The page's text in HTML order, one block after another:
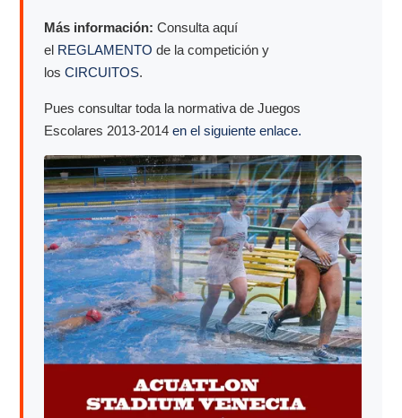
Más información: Consulta aquí
el REGLAMENTO de la competición y
los CIRCUITOS.
Pues consultar toda la normativa de Juegos
Escolares 2013-2014 en el siguiente enlace.